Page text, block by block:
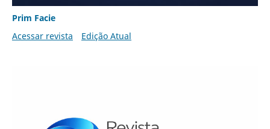
Prim Facie
Acessar revista
Edição Atual